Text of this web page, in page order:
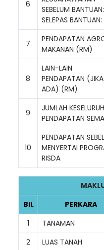
6
SEBELUM
SELEPAS BANTUAN:
7
PENDAPATAN
MAKANAN (RM)
8
LAIN-LAIN
PENDAPATAN (JIKA
ADA) (RM)
9
JUMLAH
PENDAPATAN
10
PENDAPATAN
MENYERTAI
RISDA
BIL
PERKARA
1
TANAMAN
2
LUAS TANAH